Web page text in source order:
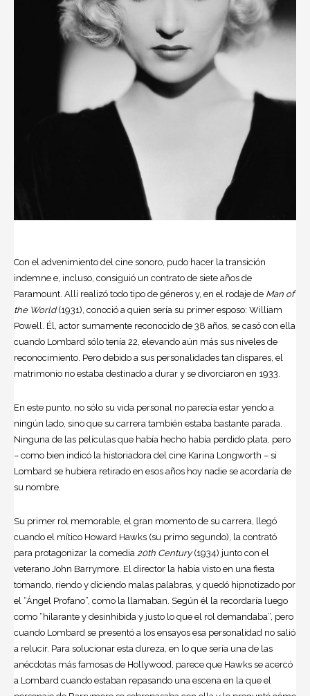
Con el advenimiento del cine sonoro, pudo hacer la transición
indemne e, incluso, consiguió un contrato de siete años de
Paramount. Allí realizó todo tipo de géneros y, en el rodaje de Man of
the World(1931), conoció a quien sería su primer esposo: William
Powell. Él, actor sumamente reconocido de 38 años, se casó con ella
cuando Lombard sólo tenía 22, elevando aún más sus niveles de
reconocimiento. Pero debido a sus personalidades tan dispares, el
matrimonio no estaba destinado a durar y se divorciaron en 1933.
En este punto, no sólo su vida personal no parecía estar yendo a
ningún lado, sino que su carrera también estaba bastante parada.
Ninguna de las películas que había hecho había perdido plata, pero
– como bien indicó la historiadora del cine Karina Longworth – si
Lombard se hubiera retirado en esos años hoy nadie se acordaría de
su nombre.
Su primer rol memorable, el gran momento de su carrera, llegó
cuando el mítico Howard Hawks (su primo segundo), la contrató
para protagonizar la comedia 20th Century(1934) junto con el
veterano John Barrymore. El director la había visto en una fiesta
tomando, riendo y diciendo malas palabras, y quedó hipnotizado por
el “Ángel Profano”, como la llamaban. Según él la recordaría luego
como “hilarante y desinhibida y justo lo que el rol demandaba”, pero
cuando Lombard se presentó a los ensayos esa personalidad no salió
a relucir. Para solucionar esta dureza, en lo que sería una de las
anécdotas más famosas de Hollywood, parece que Hawks se acercó
a Lombard cuando estaban repasando una escena en la que el